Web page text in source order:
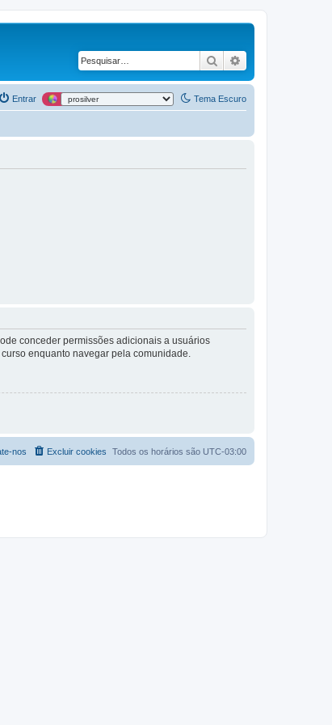
Pesquisar
Tema Escuro
Entrar
conceder permissões adicionais a usuários
enquanto navegar pela comunidade.
Todos os horários são UTC-03:00
Excluir cookies
nos